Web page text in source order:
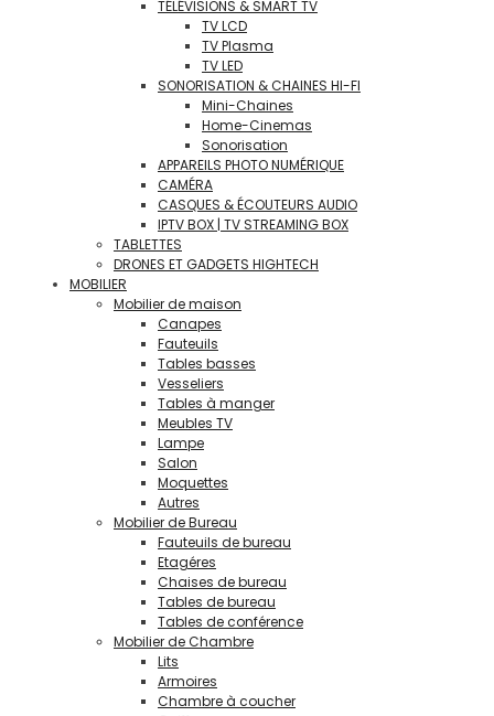
TÉLÉVISIONS & SMART TV
TV LCD
TV Plasma
TV LED
SONORISATION & CHAINES HI-FI
Mini-Chaines
Home-Cinemas
Sonorisation
APPAREILS PHOTO NUMÉRIQUE
CAMÉRA
CASQUES & ÉCOUTEURS AUDIO
IPTV BOX | TV STREAMING BOX
TABLETTES
DRONES ET GADGETS HIGHTECH
MOBILIER
Mobilier de maison
Canapes
Fauteuils
Tables basses
Vesseliers
Tables à manger
Meubles TV
Lampe
Salon
Moquettes
Autres
Mobilier de Bureau
Fauteuils de bureau
Etagéres
Chaises de bureau
Tables de bureau
Tables de conférence
Mobilier de Chambre
Lits
Armoires
Chambre à coucher